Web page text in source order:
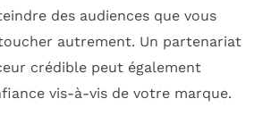
des audiences que vous
autrement. Un partenariat
crédible peut également
vis-à-vis de votre marque.